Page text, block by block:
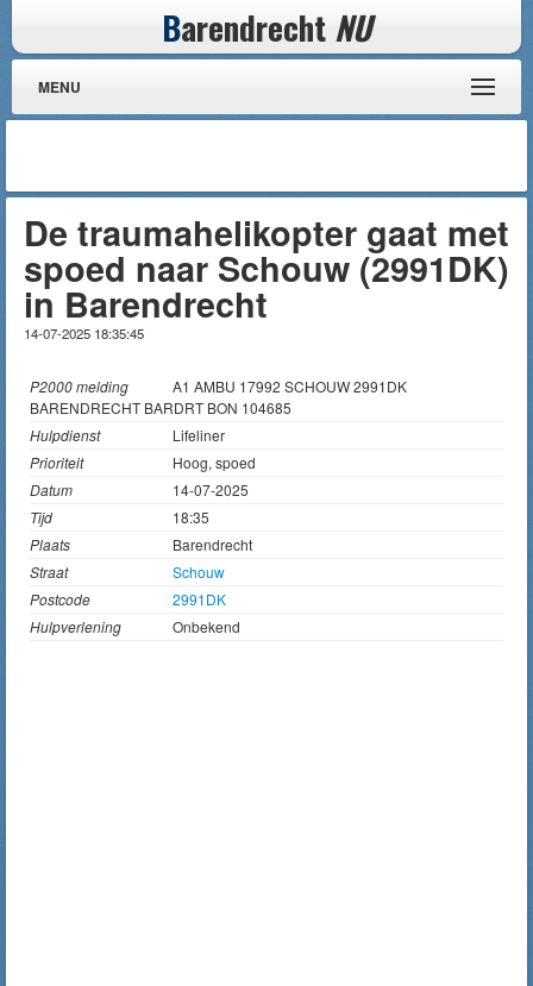
Barendrecht NU
MENU
De traumahelikopter gaat met
spoed naar Schouw (2991DK)
in Barendrecht
14-07-2025 18:35:45
P2000 melding
A1 AMBU 17992 SCHOUW 2991DK
BARENDRECHT BARDRT BON 104685
Hulpdienst
Lifeliner
Prioriteit
Hoog, spoed
Datum
14-07-2025
Tijd
18:35
Plaats
Barendrecht
Straat
Schouw
Postcode
2991DK
Hulpverlening
Onbekend